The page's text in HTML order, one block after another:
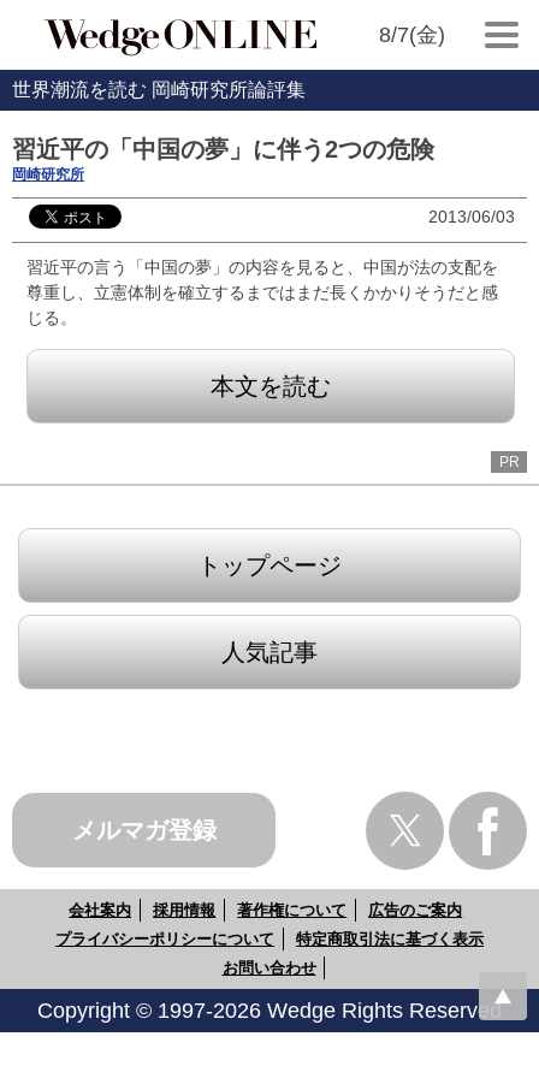
8/7(金)
世界潮流を読む 岡崎研究所論評集
習近平の「中国の夢」に伴う2つの危険
岡崎研究所
2013/06/03
習近平の言う「中国の夢」の内容を見ると、中国が法の支配を
尊重し、立憲体制を確立するまではまだ長くかかりそうだと感
じる。
本文を読む
PR
トップページ
人気記事
メルマガ登録
会社案内 採用情報 著作権について
広告のご案内
プライバシーポリシーについて
特定商取引法に基づく表示
お問い合わせ
Copyright © 1997-2026 Wedge Rights Reserved